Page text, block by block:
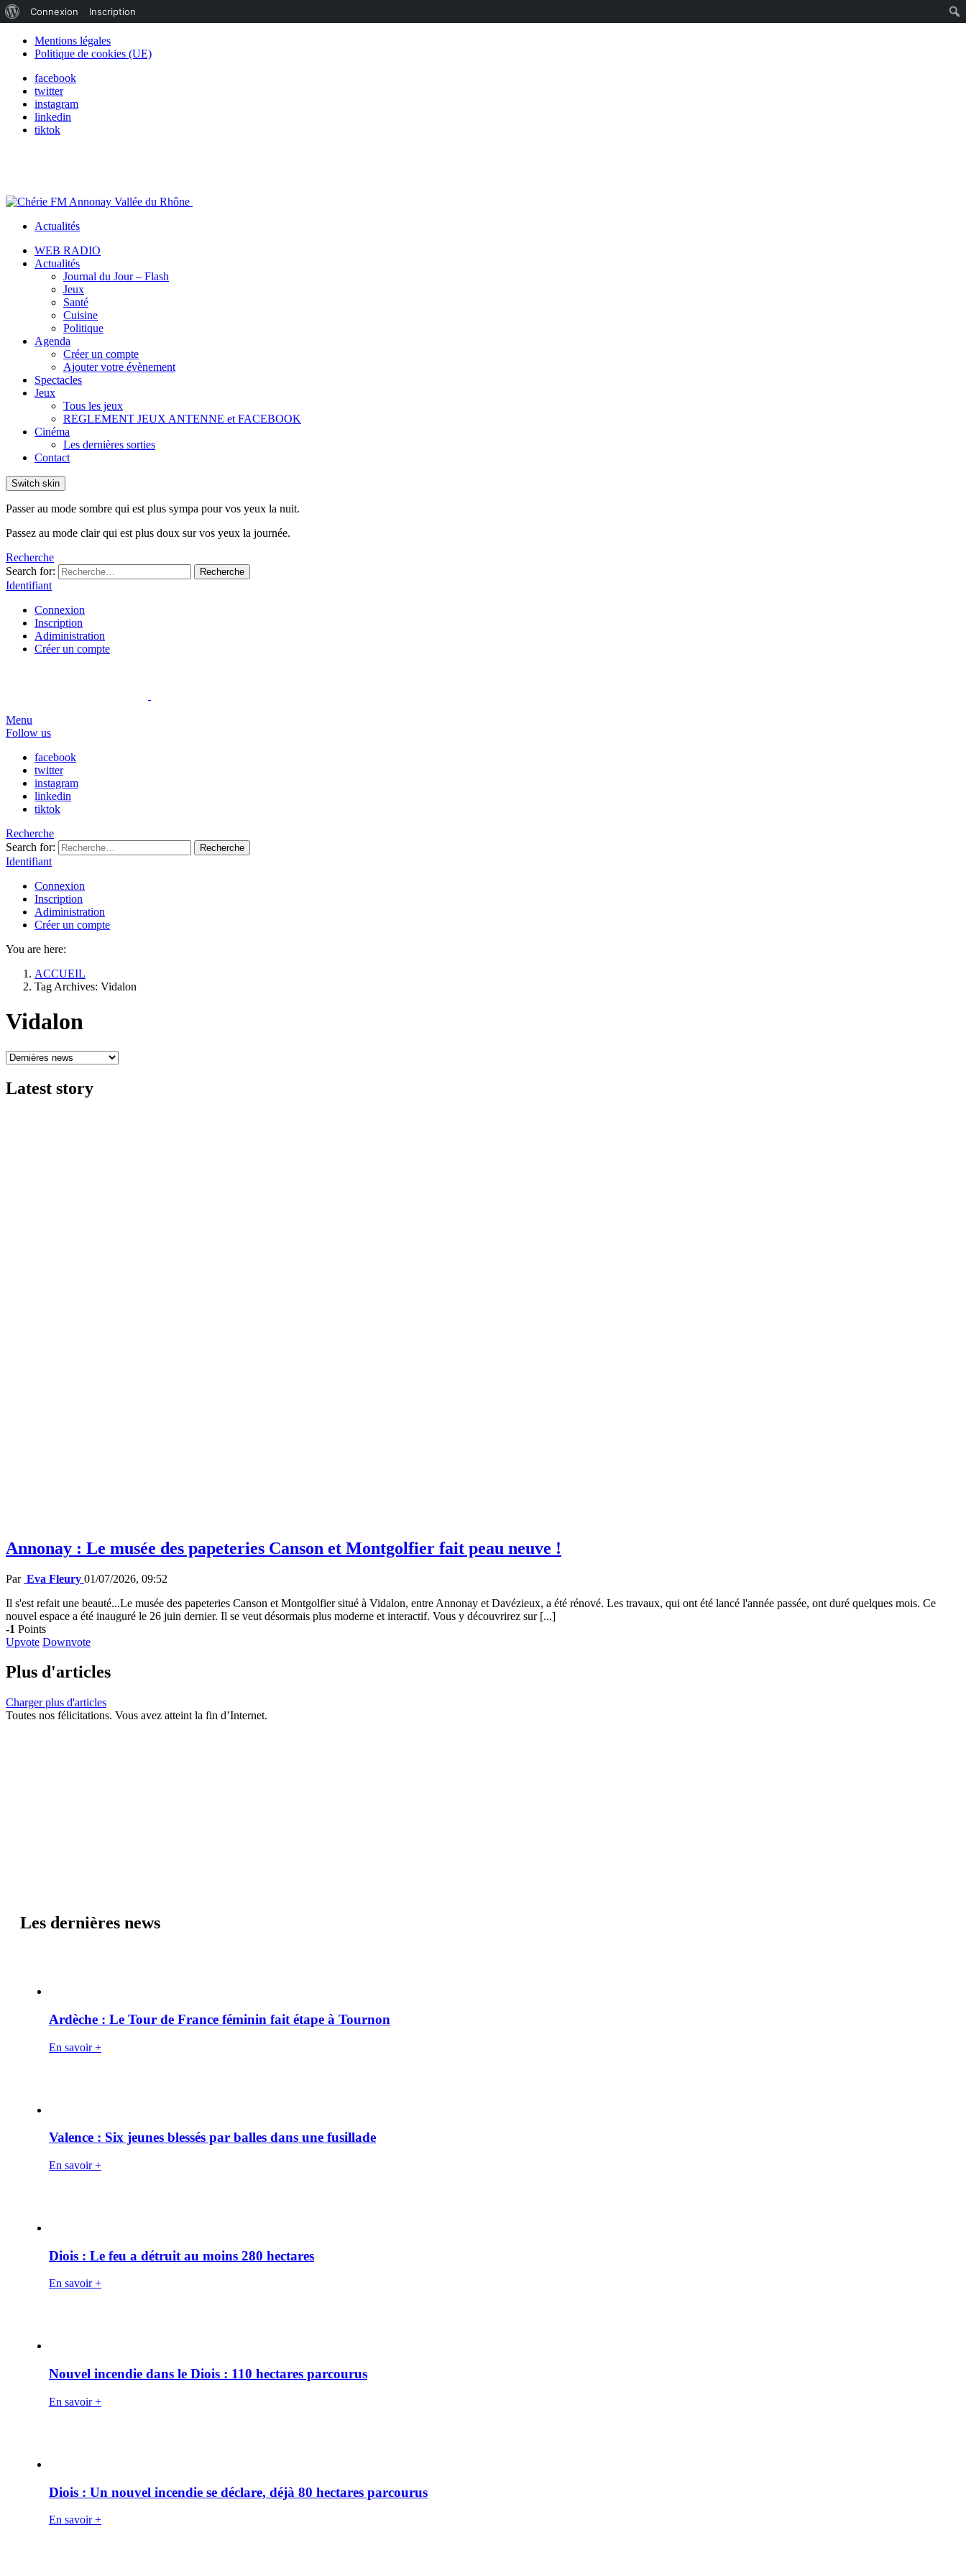
Mentions légales
Politique de cookies (UE)
facebook
twitter
instagram
linkedin
tiktok
Actualités
WEB RADIO
Actualités
Journal du Jour – Flash
Jeux
Santé
Cuisine
Politique
Agenda
Créer un compte
Ajouter votre évènement
Spectacles
Jeux
Tous les jeux
REGLEMENT JEUX ANTENNE et FACEBOOK
Cinéma
Les dernières sorties
Contact
Switch skin
Passer au mode sombre qui est plus sympa pour vos yeux la nuit.
Passez au mode clair qui est plus doux sur vos yeux la journée.
Recherche
Search for:
Recherche
Identifiant
Connexion
Inscription
Adiministration
Créer un compte
Menu
Follow us
facebook
twitter
instagram
linkedin
tiktok
Recherche
Search for:
Recherche
Identifiant
Connexion
Inscription
Adiministration
Créer un compte
You are here:
ACCUEIL
Tag Archives: Vidalon
Vidalon
Latest story
Annonay : Le musée des papeteries Canson et Montgolfier fait peau neuve !
Par Eva Fleury 01/07/2026, 09:52
Il s'est refait une beauté...Le musée des papeteries Canson et Montgolfier situé à Vidalon, entre Annonay et Davézieux, a été rénové. Les travaux, qui ont été lancé l'année passée, ont duré quelques mois. Ce
nouvel espace a été inauguré le 26 juin dernier. Il se veut désormais plus moderne et interactif. Vous y découvrirez sur [...]
-1 Points
Upvote Downvote
Plus d'articles
Charger plus d'articles
Toutes nos félicitations. Vous avez atteint la fin d’Internet.
Les dernières news
Ardèche : Le Tour de France féminin fait étape à Tournon
En savoir +
Valence : Six jeunes blessés par balles dans une fusillade
En savoir +
Diois : Le feu a détruit au moins 280 hectares
En savoir +
Nouvel incendie dans le Diois : 110 hectares parcourus
En savoir +
Diois : Un nouvel incendie se déclare, déjà 80 hectares parcourus
En savoir +
de
WordPress
Connexion Inscription